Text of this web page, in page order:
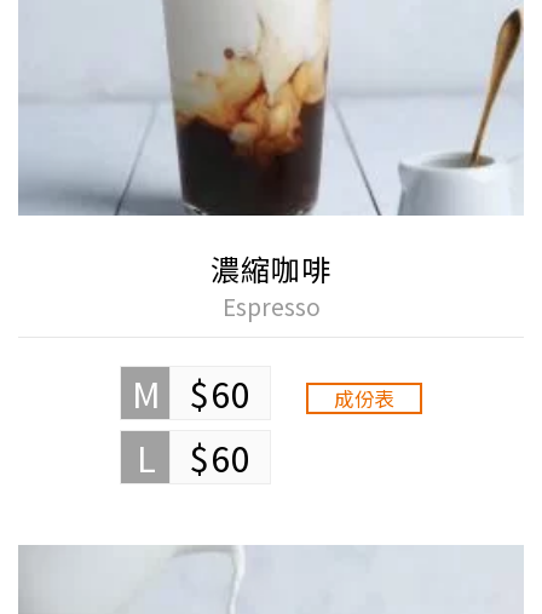
濃縮咖啡
Espresso
M
$60
L
$60
成份表